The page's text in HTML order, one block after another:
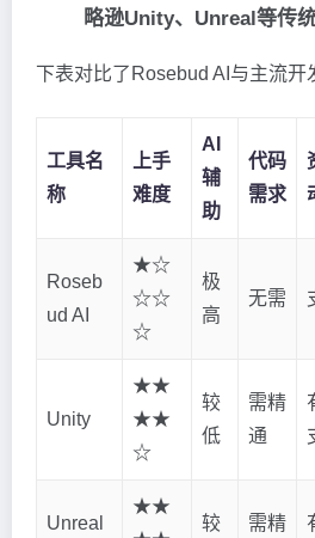
略逊Unity、Unreal等传
下表对比了Rosebud AI与主流开
工具名
称
上手
难度
AI
辅
助
代码
需求
Roseb
ud AI
★☆
☆☆
☆
极
高
无需
Unity
★★
★★
☆
较
低
需精
通
Unreal
★★
较 需精